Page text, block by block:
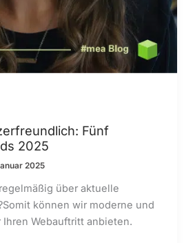
Fünf
2025
2025
über aktuelle
können wir moderne und
Webauftritt anbieten.